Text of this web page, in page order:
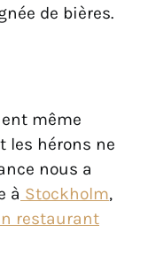
de bières.
même
les hérons ne
nous a
à Stockholm,
restaurant